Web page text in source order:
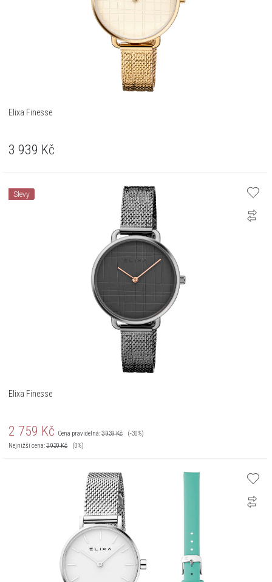
Elixa Finesse
3 939 Kč
Slevy
Elixa Finesse
2 759 Kč Cena pravidelná:3 939Kč
(-30%)
Nejnižší cena:3 939Kč (0%)